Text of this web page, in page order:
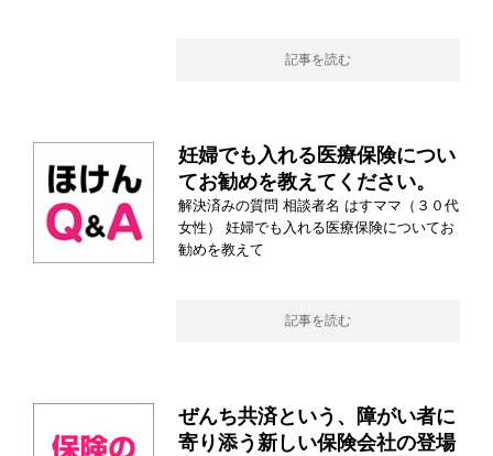
記事を読む
妊婦でも入れる医療保険につい
てお勧めを教えてください。
解決済みの質問 相談者名 はすママ（３０代
女性） 妊婦でも入れる医療保険についてお
勧めを教えて
記事を読む
ぜんち共済という、障がい者に
寄り添う新しい保険会社の登場